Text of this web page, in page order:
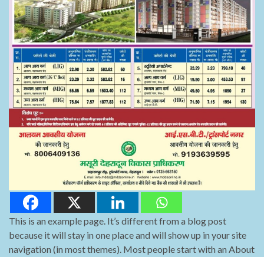
This is an example page. It’s different from a blog post
because it will stay in one place and will show up in your site
navigation (in most themes). Most people start with an About